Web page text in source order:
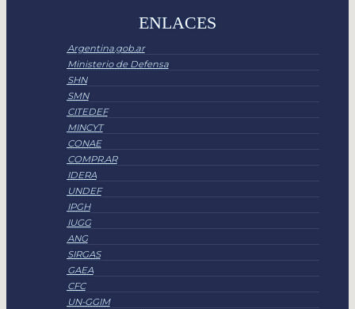
ENLACES
Argentina.gob.ar
Ministerio de Defensa
SHN
SMN
CITEDEF
MINCYT
CONAE
COMPR.AR
IDERA
UNDEF
IPGH
IUGG
ANG
SIRGAS
GAEA
CFC
UN-GGIM